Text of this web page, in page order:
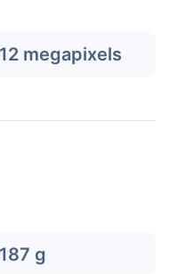
12 megapixels
187 g